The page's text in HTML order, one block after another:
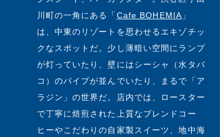
川町の一角にある「 Cafe BOHEMIA 」
は、中東のリゾートを思わせるエキゾチッ
クなスポットだ。少し薄暗い空間にランプ
が灯っていたり、壁にはシーシャ（水タバ
コ）のパイプが並んでいたり、まるで「ア
ラジン」の世界だ。店内では、ロースター
で丁寧に焙煎された上質なブレンドコー
ヒーやこだわりの自家製スイーツ、地中海